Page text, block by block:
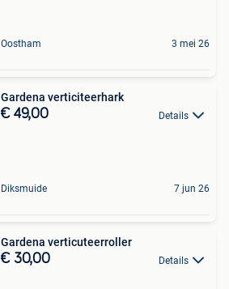
Oostham 3 mei 26
Gardena verticiteerhark
€ 49,00 Details
Diksmuide 7 jun 26
Gardena verticuteerroller
€ 30,00 Details